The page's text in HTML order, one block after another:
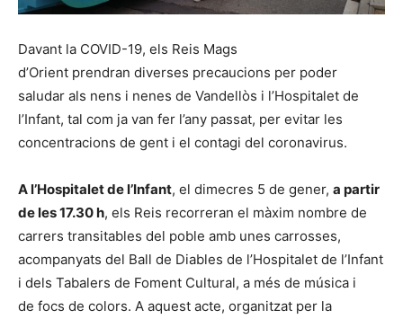
Davant la COVID-19, els Reis Mags
d’Orient prendran diverses precaucions per poder
saludar als nens i nenes de Vandellòs i l’Hospitalet de
l’Infant, tal com ja van fer l’any passat, per evitar les
concentracions de gent i el contagi del coronavirus.
A l’Hospitalet de l’Infant, el dimecres 5 de gener, a partir
de les 17.30h, els Reis recorreran el màxim nombre de
carrers transitables del poble amb unes carrosses,
acompanyats del Ball de Diables de l’Hospitalet de l’Infant
i dels Tabalers de Foment Cultural, a més de música i
de focs de colors. A aquest acte, organitzat per la